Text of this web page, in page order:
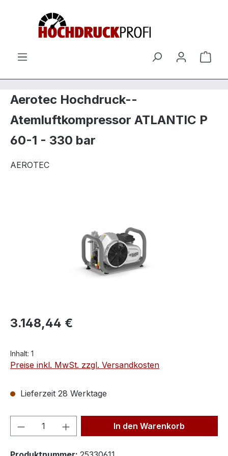
Zum Hauptinhalt springen
Aerotec Hochdruck--
Atemluftkompressor ATLANTIC P
60-1 - 330 bar
AEROTEC
3.148,44 €
Inhalt: 1
Preise inkl. MwSt. zzgl. Versandkosten
Lieferzeit 28 Werktage
Produkt Anzahl: Gib denIn den Warenkorb